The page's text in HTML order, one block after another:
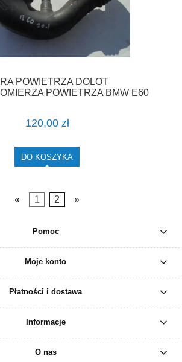
POWIETRZA DOLOT
POWIETRZA BMW E60
120,00 zł
DO KOSZYKA
« 1 2 »
Pomoc
Moje konto
Płatności i dostawa
Informacje
O nas